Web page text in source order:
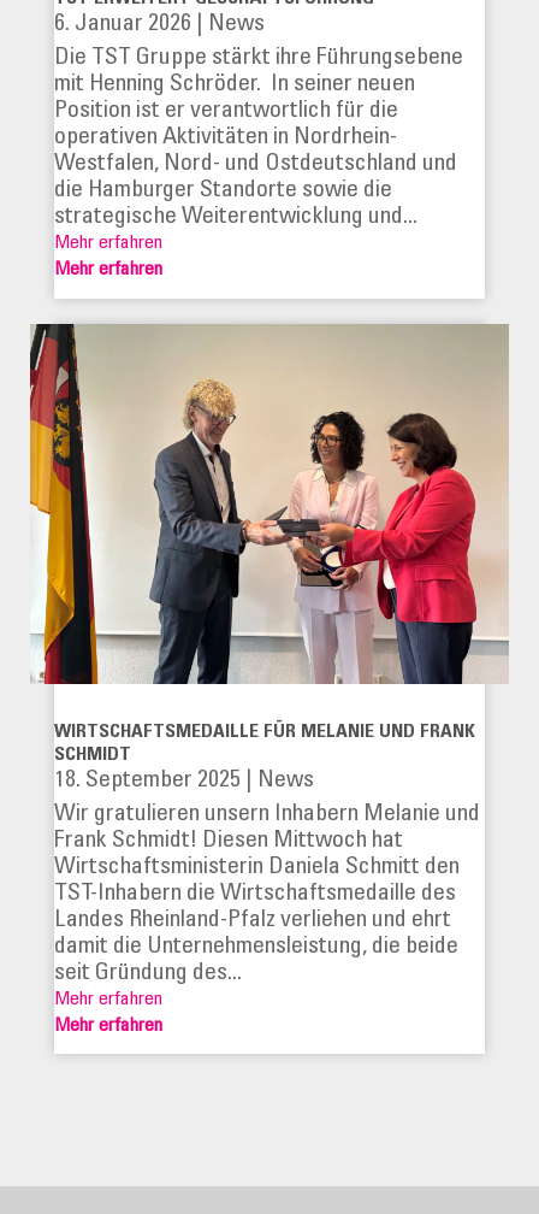
6. Januar 2026
News
Die TST Gruppe stärkt ihre Führungsebene
mit Henning Schröder. In seiner neuen
Position ist er verantwortlich für die
operativen Aktivitäten in Nordrhein-
Westfalen, Nord- und Ostdeutschland und
die Hamburger Standorte sowie die
strategische Weiterentwicklung und...
Mehr erfahren
Mehr erfahren
WIRTSCHAFTSMEDAILLE FÜR MELANIE UND FRANK
SCHMIDT
18. September 2025
News
Wir gratulieren unsern Inhabern Melanie und
Frank Schmidt! Diesen Mittwoch hat
Wirtschaftsministerin Daniela Schmitt den
TST-Inhabern die Wirtschaftsmedaille des
Landes Rheinland-Pfalz verliehen und ehrt
damit die Unternehmensleistung, die beide
seit Gründung des...
Mehr erfahren
Mehr erfahren